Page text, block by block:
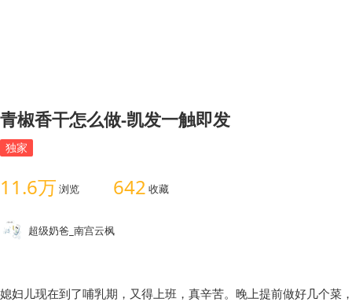
青椒香干怎么做-凯发一触即发
独家
11.6万 浏览 642 收藏
超级奶爸_南宫云枫
媳妇儿现在到了哺乳期，又得上班，真辛苦。晚上提前做好几个菜